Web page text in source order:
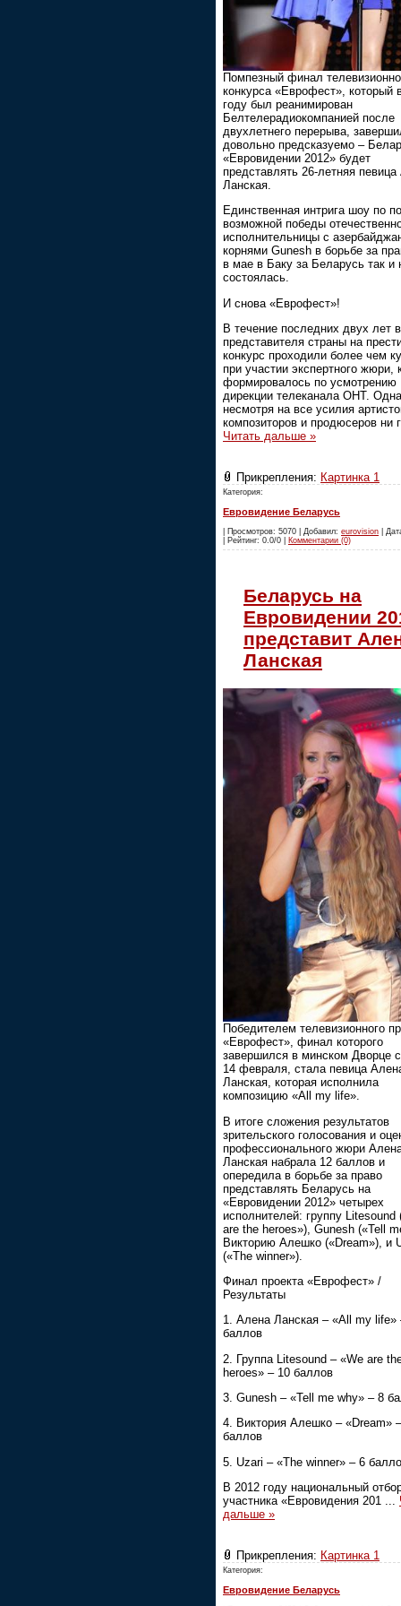
Помпезный финал
конкурса «Еврофест», который
году был реанимирован
Белтелерадиокомпанией после
двухлетнего перерыва,
довольно предсказуемо –
«Евровидении 2012» будет
представлять 26-летняя
Ланская.
Единственная интрига шоу по
возможной победы
исполнительницы с
корнями Gunesh в борьбе за
в мае в Баку за Беларусь так и
состоялась.
И снова «Еврофест»!
В течение последних двух лет
представителя страны на
конкурс проходили более чем
при участии экспертного жюри,
формировалось по усмотрению
дирекции телеканала ОНТ.
несмотря на все усилия
композиторов и продюсеров ни
Читать дальше »
Прикрепления: Картинка 1
Категория:
Евровидение Беларусь
| Просмотров: 5070 | Добавил: eurovision |
| Рейтинг: 0.0/0 | Комментарии (0)
Беларусь на
Евровидении
представит
Ланская
Победителем телевизионного
«Еврофест», финал которого
завершился в минском Дворце
14 февраля, стала певица
Ланская, которая исполнила
композицию «All my life».
В итоге сложения результатов
зрительского голосования и
профессионального жюри
Ланская набрала 12 баллов и
опередила в борьбе за право
представлять Беларусь на
«Евровидении 2012» четырех
исполнителей: группу Litesound
are the heroes»), Gunesh («Tell
Викторию Алешко («Dream»), и
(«The winner»).
Финал проекта «Еврофест» /
Результаты
1. Алена Ланская – «All my life»
баллов
2. Группа Litesound – «We are
heroes» – 10 баллов
3. Gunesh – «Tell me why» – 8
4. Виктория Алешко – «Dream»
баллов
5. Uzari – «The winner» – 6
В 2012 году национальный
участника «Евровидения 201
дальше »
Прикрепления: Картинка 1
Категория:
Евровидение Беларусь